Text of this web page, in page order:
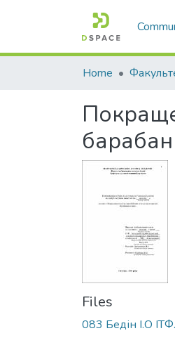
Home
Files
083 Бедін І.О